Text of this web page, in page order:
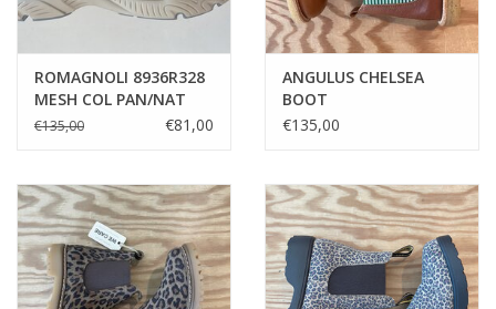
ROMAGNOLI 8936R328
MESH COL PAN/NAT
PANNA
€135,00 €81,00
ANGULUS CHELSEA
BOOT
COGNAC/STRIPES
€135,00